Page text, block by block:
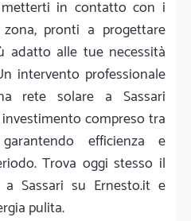
in contatto con i
pronti a progettare
adatto alle tue necessità
intervento professionale
rete solare a Sassari
compreso tra
efficienza e
Trova oggi stesso il
a Sassari su Ernesto.it e
pulita.